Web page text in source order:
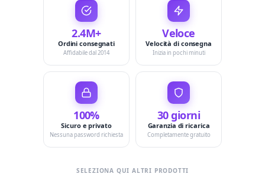
2.4M+
Ordini consegnati
Affidabile dal 2014
Veloce
Velocità di consegna
Inizia in pochi minuti
100%
Sicuro e privato
Nessuna password richiesta
30 giorni
Garanzia di ricarica
Completamente gratuito
SELEZIONA QUI ALTRI PRODOTTI